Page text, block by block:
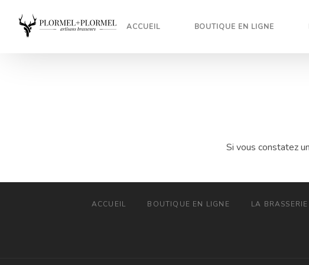
ACCUEIL BOUTIQUE EN LIGNE
Si vous constatez
ACCUEIL BOUTIQUE EN LIGNE LA BRASSERIE